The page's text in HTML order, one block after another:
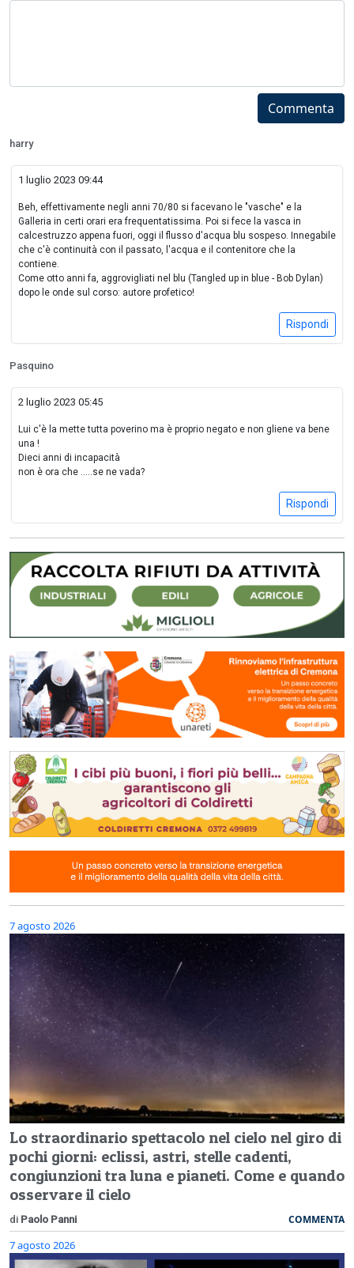
Commenta
harry
1 luglio 2023 09:44
Beh, effettivamente negli anni 70/80 si facevano le "vasche" e la
Galleria in certi orari era frequentatissima. Poi si fece la vasca in
calcestruzzo appena fuori, oggi il flusso d'acqua blu sospeso. Innegabile
che c'è continuità con il passato, l'acqua e il contenitore che la
contiene.
Come otto anni fa, aggrovigliati nel blu (Tangled up in blue - Bob Dylan)
dopo le onde sul corso: autore profetico!
Rispondi
Pasquino
2 luglio 2023 05:45
Lui c'è la mette tutta poverino ma è proprio negato e non gliene va bene
una !
Dieci anni di incapacità
non è ora che .....se ne vada?
Rispondi
7 agosto 2026
Lo straordinario spettacolo nel cielo nel giro di
pochi giorni: eclissi, astri, stelle cadenti,
congiunzioni tra luna e pianeti. Come e quando
osservare il cielo
di Paolo Panni COMMENTA
7 agosto 2026